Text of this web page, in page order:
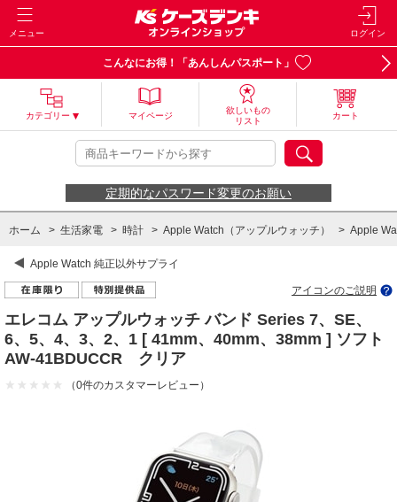
メニュー ログイン
こんなにお得！「あんしんパスポート」
カテゴリー マイページ
欲しいもの
リスト
カート
定期的なパスワード変更のお願い
ホーム > 生活家電 > 時計 > Apple Watch（アップルウォッチ） > Apple
Apple Watch 純正以外サプライ
アイコンのご説明
エレコム アップルウォッチ バンド Series 7、SE、
6、5、4、3、2、1 [ 41mm、40mm、38mm ] ソフト
AW-41BDUCCR クリア
（0件のカスタマーレビュー）